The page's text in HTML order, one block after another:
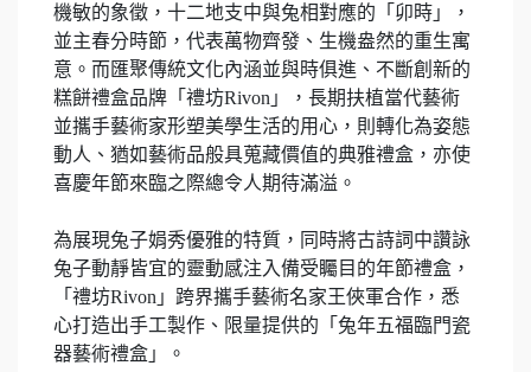
機敏的象徵，十二地支中與兔相對應的「卯時」，
並主春分時節，代表萬物齊發、生機盎然的重生寓
意。而匯聚傳統文化內涵並與時俱進、不斷創新的
糕餅禮盒品牌「禮坊Rivon」，長期扶植當代藝術
並攜手藝術家形塑美學生活的用心，則轉化為姿態
動人、猶如藝術品般具蒐藏價值的典雅禮盒，亦使
喜慶年節來臨之際總令人期待滿溢。
為展現兔子娟秀優雅的特質，同時將古詩詞中讚詠
兔子動靜皆宜的靈動感注入備受矚目的年節禮盒，
「禮坊Rivon」跨界攜手藝術名家王俠軍合作，悉
心打造出手工製作、限量提供的「兔年五福臨門瓷
器藝術禮盒」。